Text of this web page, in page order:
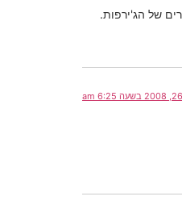
של הג'ירפות.